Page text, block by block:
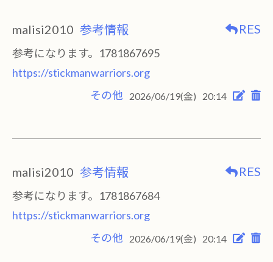
malisi2010 参考情報 RES
参考になります。1781867695
https://stickmanwarriors.org
その他
2026/06/19(金) 20:14
malisi2010 参考情報 RES
参考になります。1781867684
https://stickmanwarriors.org
その他
2026/06/19(金) 20:14